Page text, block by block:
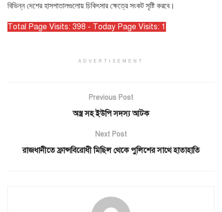
বিভিন্ন দেশের হাসপাতালগুলোয় চিকিৎসার ক্ষেত্রে সংকট সৃষ্টি করবে।
Total Page Visits: 398 - Today Page Visits: 1
ADVERTISEMENT
Previous Post
অস্ত্র সহ ইউপি সদস্য আটক
Next Post
রাজধানীতে ফ্রান্সবিরোধী মিছিল থেকে পুলিশের সাথে হাতাহাতি